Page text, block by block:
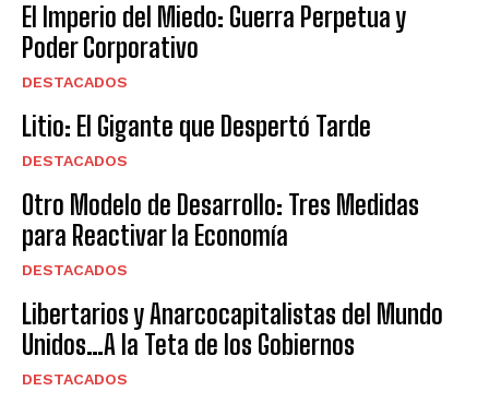
El Imperio del Miedo: Guerra Perpetua y
Poder Corporativo
DESTACADOS
Litio: El Gigante que Despertó Tarde
DESTACADOS
Otro Modelo de Desarrollo: Tres Medidas
para Reactivar la Economía
DESTACADOS
Libertarios y Anarcocapitalistas del Mundo
Unidos…A la Teta de los Gobiernos
DESTACADOS